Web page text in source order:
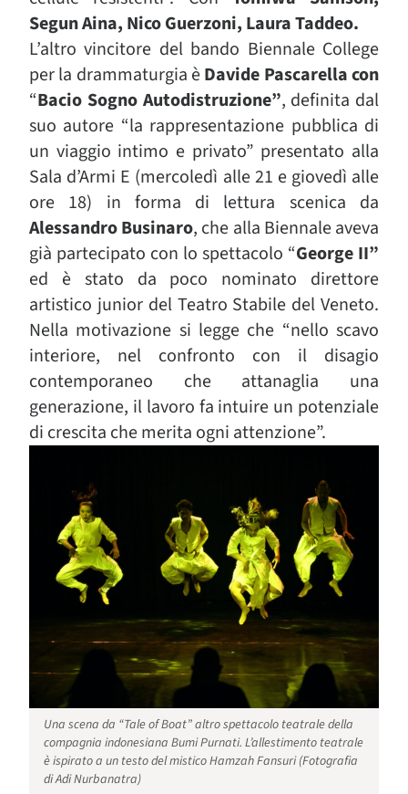
Segun Aina, Nico Guerzoni, Laura Taddeo.
L’altro vincitore del bando Biennale College
per la drammaturgia èDavide Pascarella con
“Bacio Sogno Autodistruzione”, definita dal
suo autore “la rappresentazione pubblica di
un viaggio intimo e privato” presentato alla
Sala d’Armi E (mercoledì alle 21 e giovedì alle
ore 18) in forma di lettura scenica da
Alessandro Businaro, che alla Biennale aveva
già partecipato con lo spettacolo “George II”
ed è stato da poco nominato direttore
artistico junior del Teatro Stabile del Veneto.
Nella motivazione si legge che “nello scavo
interiore, nel confronto con il disagio
contemporaneo che attanaglia una
generazione, il lavoro fa intuire un potenziale
di crescita che merita ogni attenzione”.
Una scena da “Tale of Boat” altro spettacolo teatrale della
compagnia indonesiana Bumi Purnati. L’allestimento teatrale
è ispirato a un testo del mistico Hamzah Fansuri (Fotografia
di Adi Nurbanatra)